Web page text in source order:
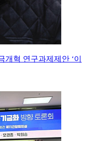
개혁 연구과제제안 ‘이